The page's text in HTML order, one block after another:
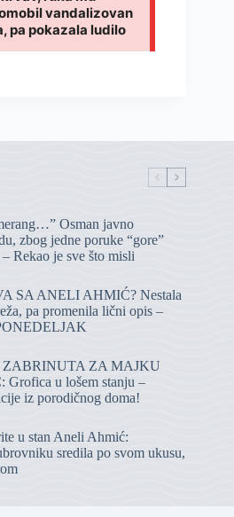
Osman javno
zbog jedne poruke “gore”
Rekao je sve što misli
SA ANELI AHMIĆ? Nestala
pa promenila lični opis –
ZA MAJKU
u lošem stanju –
iz porodičnog doma!
u stan Aneli Ahmić:
sredila po svom ukusu,